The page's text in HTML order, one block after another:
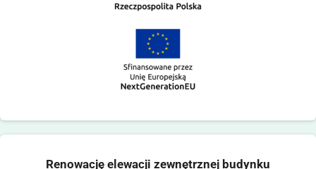
Renowację elewacji zewnętrznej budynku